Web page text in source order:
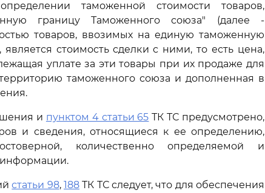
таможенной стоимости товаров,
границу Таможенного союза" (далее -
товаров, ввозимых на единую таможенную
стоимость сделки с ними, то есть цена,
уплате за эти товары при их продаже для
таможенного союза и дополненная в
и пунктом 4 статьи 65 ТК ТС предусмотрено,
и сведения, относящиеся к ее определению,
количественно определяемой и
статьи 98,188 ТК ТС следует, что для обеспечения